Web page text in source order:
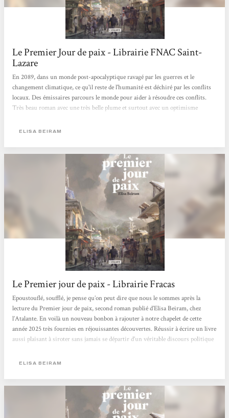
Le Premier Jour de paix - Librairie FNAC Saint-
Lazare
En 2089, dans un monde post-apocalyptique ravagé par les guerres et le
changement climatique, ce qu'il reste de l'humanité est déchiré par les conflits
locaux. Des émissaires parcours le monde pour aider à résoudre ces conflits.
Très beau roman avec une très belle plume et surtout avec un optimisme
ELISA BEIRAM
Le Premier jour de paix - Librairie Fracas
Epoustouflé, soufflé, je pense qu’on peut dire que nous le sommes après la
lecture du Premier jour de paix, second roman publié d’Elisa Beiram, chez
l’Atalante. En voilà un nouveau bonbon à rajouter à notre chapelet de cette
année 2025 très fournies en réjouissantes découvertes. Réussir à écrire un livre
aussi plaisant à siroter sans jamais se départir d’un véritable discours politique
livre sec et resserré de cent quatre-vingt pages qui explore majoritairement...
ELISA BEIRAM